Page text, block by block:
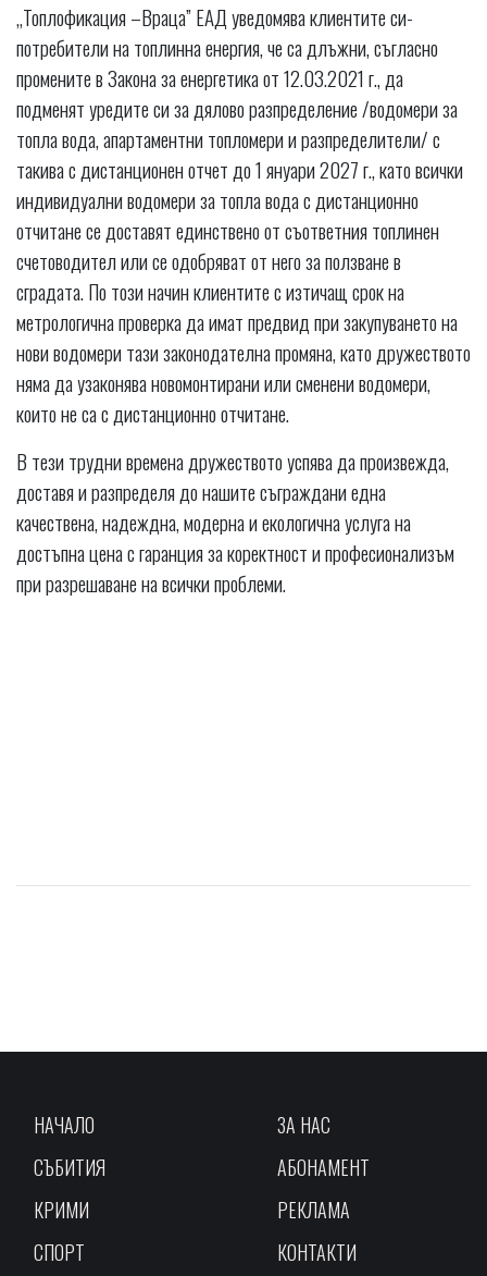
„Топлофикация –Враца” ЕАД уведомява клиентите си-
потребители на топлинна енергия, че са длъжни, съгласно
промените в Закона за енергетика от 12.03.2021 г., да
подменят уредите си за дялово разпределение /водомери за
топла вода, апартаментни топломери и разпределители/ с
такива с дистанционен отчет до 1 януари 2027 г., като всички
индивидуални водомери за топла вода с дистанционно
отчитане се доставят единствено от съответния топлинен
счетоводител или се одобряват от него за ползване в
сградата. По този начин клиентите с изтичащ срок на
метрологична проверка да имат предвид при закупуването на
нови водомери тази законодателна промяна, като дружеството
няма да узаконява новомонтирани или сменени водомери,
които не са с дистанционно отчитане.
В тези трудни времена дружеството успява да произвежда,
доставя и разпределя до нашите съграждани една
качествена, надеждна, модерна и екологична услуга на
достъпна цена с гаранция за коректност и професионализъм
при разрешаване на всички проблеми.
НАЧАЛО
СЪБИТИЯ
КРИМИ
СПОРТ
ЗА НАС
АБОНАМЕНТ
РЕКЛАМА
КОНТАКТИ